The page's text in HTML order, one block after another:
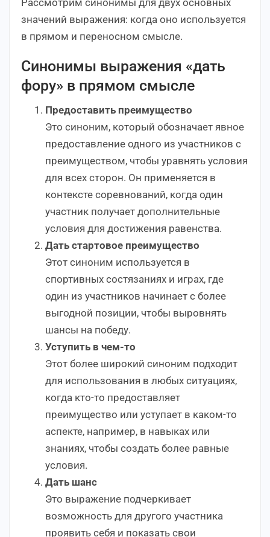
значений выражения: когда оно используется
в прямом и переносном смысле.
Синонимы выражения «дать
фору» в прямом смысле
Предоставить преимущество
Это синоним, который обозначает явное
предоставление одного из участников с
преимуществом, чтобы уравнять условия
для всех сторон. Он применяется в
контексте соревнований, когда один
участник получает дополнительные
условия для достижения равенства.
Дать стартовое преимущество
Этот синоним используется в
спортивных состязаниях и играх, где
один из участников начинает с более
выгодной позиции, чтобы выровнять
шансы на победу.
Уступить в чем-то
Этот более широкий синоним подходит
для использования в любых ситуациях,
когда кто-то предоставляет
преимущество или уступает в каком-то
аспекте, например, в навыках или
знаниях, чтобы создать более равные
условия.
Дать шанс
Это выражение подчеркивает
возможность для другого участника
проявить себя и показать свои